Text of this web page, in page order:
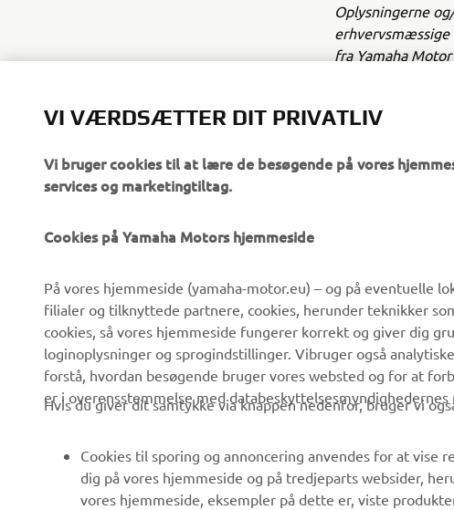
Oplysningerne
fra Yamaha
Om os
Nyheder
Begivenheder
Presse
Arbejde hos Yamaha
Bliv forhandler
eBike systemer
Myndigheder
Golfbaner
Redningstjensten
Robotics
Partnerskaber
VI VÆRDSÆTTER DIT PRIVATLIV
Vi bruger cookies til at lære de besøgende på vores
services og marketingtiltag.
Cookies på Yamaha Motors hjemmeside
På vores hjemmeside (yamaha-motor.eu) – og på eventuelle
filialer og tilknyttede partnere, cookies, herunder teknikker
cookies, så vores hjemmeside fungerer korrekt og giver dig
loginoplysninger og sprogindstillinger. Vibruger også
forstå, hvordan besøgende bruger vores websted og for at
er i overensstemmelse med
Hvis du giver dit samtykke via knappen nedenfor, bruger vi
Cookies til sporing og annoncering anvendes for at
dig på vores hjemmeside og på tredjeparts websider,
vores hjemmeside, eksempler på dette er, viste